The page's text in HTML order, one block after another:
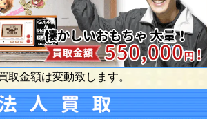
金額は変動致します。